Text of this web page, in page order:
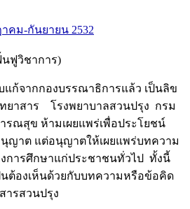
าคม-กันยายน 2532
นฟูวิชาการ)
ก้จากกองบรรณาธิการแล้ว เป็นลิข
ยาสาร โรงพยาบาลสวนปรุง กรม
รณสุข ห้ามเผยแพร่เพื่อประโยชน์
ญาต แต่อนุญาตให้เผยแพร่บทความ
การศึกษาแก่ประชาชนทั่วไป ทั้งนี้
ต้องเห็นด้วยกับบทความหรือข้อคิด
ารสวนปรุง